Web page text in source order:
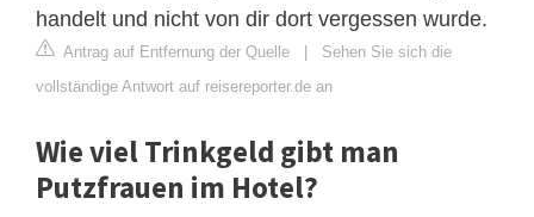
handelt und nicht von dir dort vergessen wurde.
Antrag auf Entfernung der Quelle | Sehen Sie sich die
vollständige Antwort auf reisereporter.de an
Wie viel Trinkgeld gibt man
Putzfrauen im Hotel?